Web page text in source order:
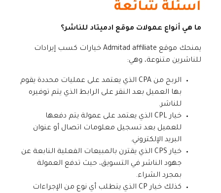
أسئلة شائعة
ما هي أنواع عمولات موقع ادميتاد للناشر؟
يمنحك موقع Admitad affiliate خيارات كسب إيرادات
للناشرين متنوعة، وهي:
الربح من CPA الذي يعتمد على عمليات محددة يقوم
بها العميل بعد النقر على الرابط الذي يتم توفيره
للناشر.
خيار CPL الذي يعتمد على عمولة يتم دفعها
للعميل بعد تسجيل معلومات اتصال أو عنوان
البريد الإلكتروني.
خيار CPS الذي يقترن بالمبيعات الفعلية النابعة عن
جهود الناشر في التسويق، حيث تدفع العمولة
بمجرد الشراء.
كذلك خيار CP الذي يتطلب أي نوع من الإجراءات